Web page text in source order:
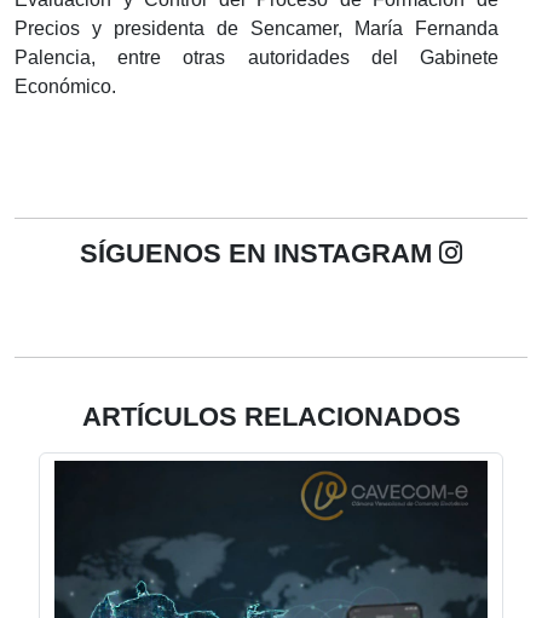
Precios y presidenta de Sencamer, María Fernanda
Palencia, entre otras autoridades del Gabinete
Económico.
SÍGUENOS EN INSTAGRAM
ARTÍCULOS RELACIONADOS